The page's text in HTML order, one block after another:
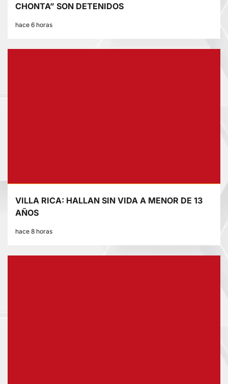
CHONTA” SON DETENIDOS
hace 6 horas
VILLA RICA: HALLAN SIN VIDA A MENOR DE 13
AÑOS
hace 8 horas